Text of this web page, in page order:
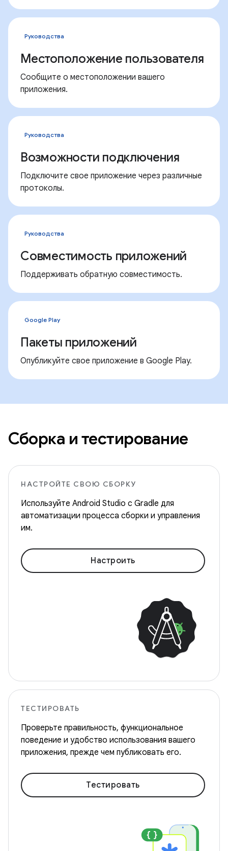
Руководства
Местоположение пользователя
Сообщите о местоположении вашего
приложения.
Руководства
Возможности подключения
Подключите свое приложение через различные
протоколы.
Руководства
Совместимость приложений
Поддерживать обратную совместимость.
Google Play
Пакеты приложений
Опубликуйте свое приложение в Google Play.
Сборка и тестирование
НАСТРОЙТЕ СВОЮ СБОРКУ
Используйте Android Studio с Gradle для
автоматизации процесса сборки и управления
им.
Настроить
ТЕСТИРОВАТЬ
Проверьте правильность, функциональное
поведение и удобство использования вашего
приложения, прежде чем публиковать его.
Тестировать